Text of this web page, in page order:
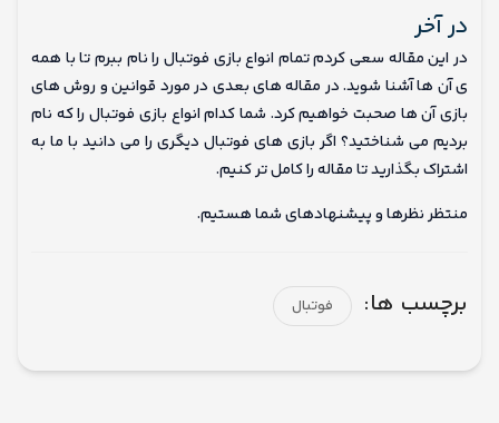
در آخر
در این مقاله سعی کردم تمام انواع بازی فوتبال را نام ببرم تا با همه
ی آن ها آشنا شوید. در مقاله های بعدی در مورد قوانین و روش های
بازی آن ها صحبت خواهیم کرد. شما کدام انواع بازی فوتبال را که نام
بردیم می شناختید؟ اگر بازی های فوتبال دیگری را می دانید با ما به
اشتراک بگذارید تا مقاله را کامل تر کنیم.
منتظر نظرها و پیشنهادهای شما هستیم.
برچسب ها: فوتبال